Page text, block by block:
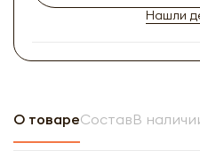
Нашли
О товареСоставВ